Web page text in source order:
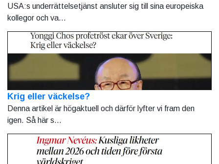
USA:s underrättelsetjänst ansluter sig till sina europeiska
kollegor och va...
Krig eller väckelse?
Denna artikel är högaktuell och därför lyfter vi fram den
igen. Så här s...